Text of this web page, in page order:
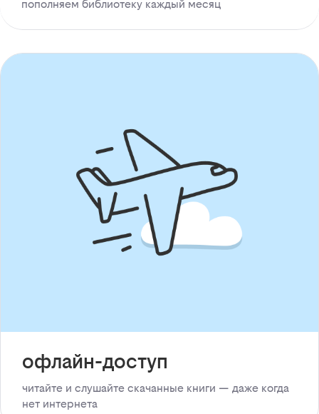
пополняем библиотеку каждый месяц
офлайн-доступ
читайте и слушайте скачанные книги — даже когда
нет интернета